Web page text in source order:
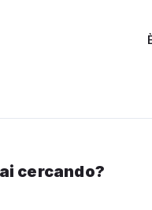
cercando?